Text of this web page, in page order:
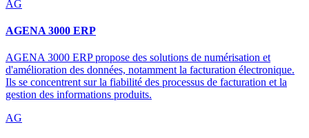
AG
AGENA 3000 ERP
AGENA 3000 ERP propose des solutions de numérisation et
d'amélioration des données, notamment la facturation électronique.
Ils se concentrent sur la fiabilité des processus de facturation et la
gestion des informations produits.
AG